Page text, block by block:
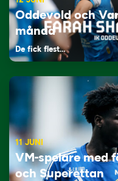
Oddevold och
månad
De fick flest…
11 JUNI
VM-spelare med
och Superettan